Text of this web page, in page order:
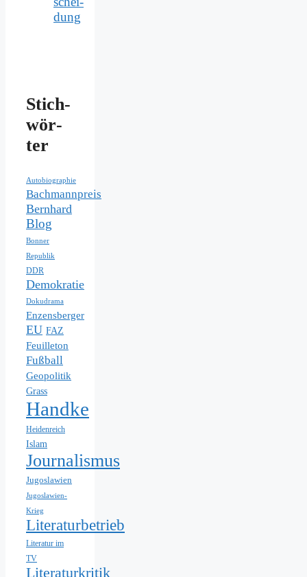
dung
Stich­
wör­
ter
Autobiographie
Bachmannpreis
Bernhard
Blog
Bonner
Republik
DDR
Demokratie
Dokudrama
Enzensberger
EU FAZ
Feuilleton
Fußball
Geopolitik
Grass
Handke
Heidenreich
Islam
Journalismus
Jugoslawien
Jugoslawien-
Krieg
Literaturbetrieb
Literatur im
TV
Literaturkritik